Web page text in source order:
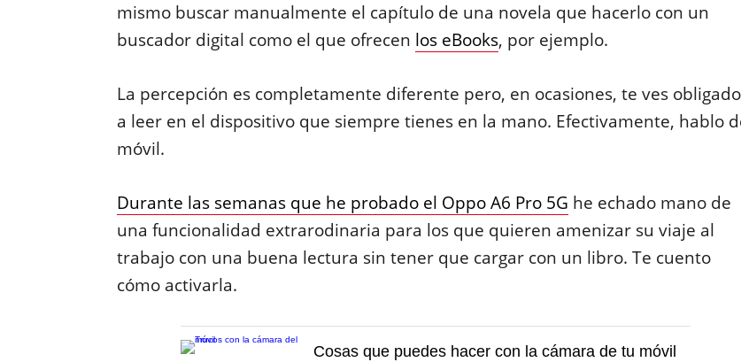
mismo buscar manualmente el capítulo de una novela que hacerlo con un
buscador digital como el que ofrecen los eBooks, por ejemplo.
La percepción es completamente diferente pero, en ocasiones, te ves obligado
a leer en el dispositivo que siempre tienes en la mano. Efectivamente, hablo
móvil.
Durante las semanas que he probado el Oppo A6 Pro 5G he echado mano de
una funcionalidad extrarodinaria para los que quieren amenizar su viaje al
trabajo con una buena lectura sin tener que cargar con un libro. Te cuento
cómo activarla.
Cosas que puedes hacer con la cámara de tu móvil